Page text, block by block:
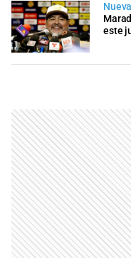
este